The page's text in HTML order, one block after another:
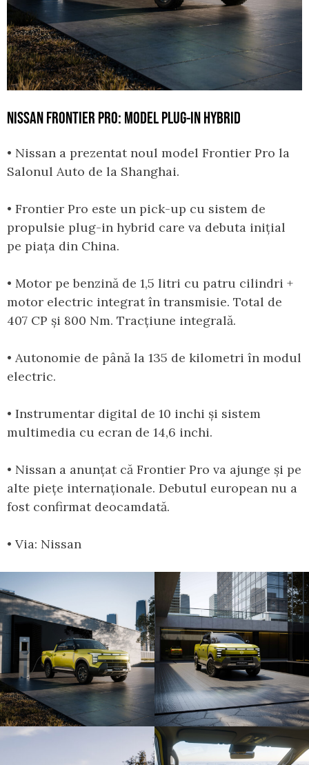
NISSAN FRONTIER PRO: MODEL PLUG-IN HYBRID
• Nissan a prezentat noul model Frontier Pro la
Salonul Auto de la Shanghai.
• Frontier Pro este un pick-up cu sistem de
propulsie plug-in hybrid care va debuta inițial
pe piața din China.
• Motor pe benzină de 1,5 litri cu patru cilindri +
motor electric integrat în transmisie. Total de
407 CP și 800 Nm. Tracțiune integrală.
• Autonomie de până la 135 de kilometri în modul
electric.
• Instrumentar digital de 10 inchi și sistem
multimedia cu ecran de 14,6 inchi.
• Nissan a anunțat că Frontier Pro va ajunge și pe
alte piețe internaționale. Debutul european nu a
fost confirmat deocamdată.
• Via: Nissan